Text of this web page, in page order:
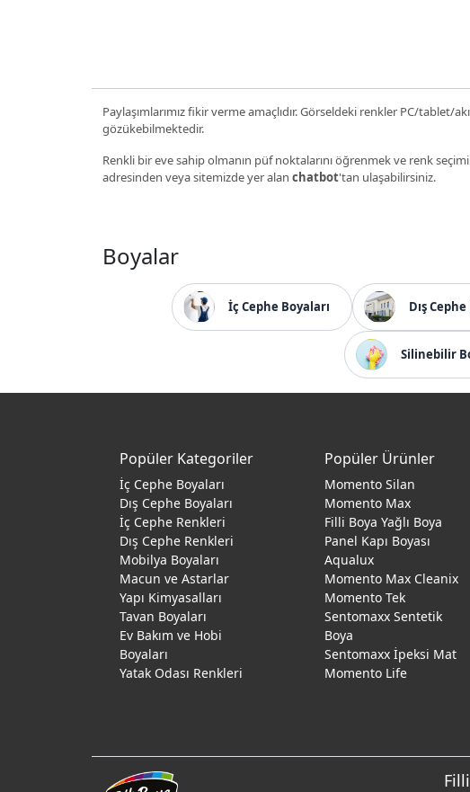
Paylaşımlarımız fikir verme amaçlıdır. Görseldeki renkler PC/tablet/
gözükebilmektedir.
Renkli bir eve sahip olmanın püf noktalarını öğrenmek ve renk
adresinden veya sitemizde yer alan chatbot'tan ulaşabilirsiniz.
Boyalar
İç Cephe Boyaları Dış
Silinebilir
Popüler Kategoriler
İç Cephe Boyaları
Dış Cephe Boyaları
İç Cephe Renkleri
Dış Cephe Renkleri
Mobilya Boyaları
Macun ve Astarlar
Yapı Kimyasalları
Tavan Boyaları
Ev Bakım ve Hobi
Boyaları
Yatak Odası Renkleri
Popüler Ürünler
Momento Silan
Momento Max
Filli Boya Yağlı Boya
Panel Kapı Boyası
Aqualux
Momento Max Cleanix
Momento Tek
Sentomaxx Sentetik
Boya
Sentomaxx İpeksi Mat
Momento Life